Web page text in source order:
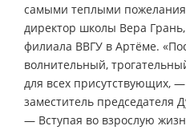
самыми теплыми
директор школы Вера
филиала ВВГУ в Артёме.
волнительный,
для всех присутствующих,
заместитель председателя
— Вступая во взрослую